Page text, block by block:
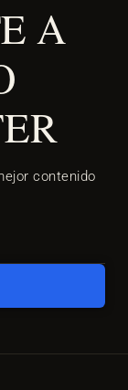
A
contenido